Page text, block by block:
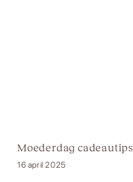
Moederdag
16 april 2025